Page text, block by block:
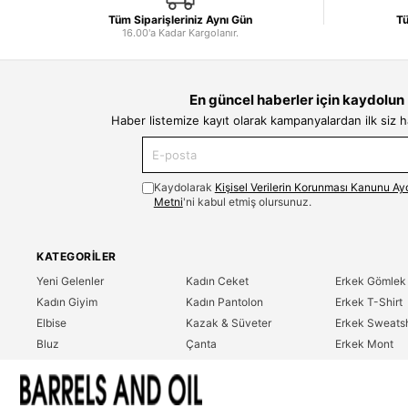
Tüm Siparişleriniz Aynı Gün
16.00'a Kadar Kargolanır.
En güncel haberler için kaydolun
Haber listemize kayıt olarak kampanyalardan ilk siz
Kaydolarak Kişisel Verilerin Korunması Kanunu
Metni'ni kabul etmiş olursunuz.
KATEGORILER
Yeni Gelenler
Kadın Giyim
Elbise
Bluz
T-Shirt
Kadın Ceket
Kadın Pantolon
Kazak & Süveter
Çanta
Erkek Gömlek
Erkek T-Shirt
Erkek
Erkek Mont